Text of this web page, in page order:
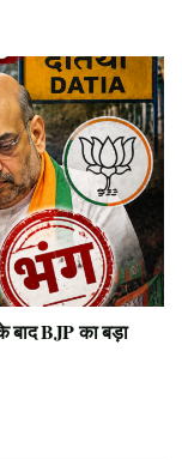
बाद BJP का बड़ा